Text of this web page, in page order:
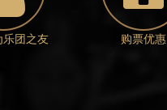
乐团之友 购票优惠